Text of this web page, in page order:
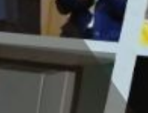
ไทย